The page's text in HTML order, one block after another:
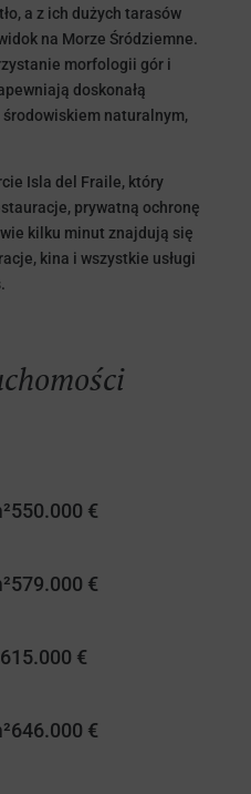
a z ich dużych tarasów
na Morze Śródziemne.
morfologii gór i
doskonałą
naturalnym,
Isla del Fraile, który
prywatną ochronę
kilku minut znajdują się
kina i wszystkie usługi
550.000 €
579.000 €
615.000 €
646.000 €